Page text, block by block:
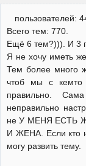
пользователей:
Всего тем: 770.
Ещё 6 тем?))). И 3
Я не хочу иметь
Тем более много
чтоб мы с
правильно.
неправильно
не У МЕНЯ ЕСТЬ
И ЖЕНА. Если кто
могу развить тему.